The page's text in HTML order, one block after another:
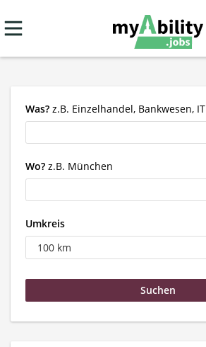
Was? z.B. Einzelhandel, Bankwesen, IT
Wo? z.B. München
Umkreis